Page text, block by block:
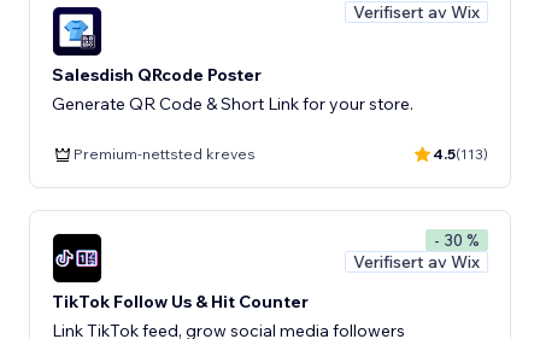
Verifisert av Wix
Salesdish QRcode Poster
Generate QR Code & Short Link for your store.
Premium-nettsted kreves 4.5(113)
- 30 %
Verifisert av Wix
TikTok Follow Us & Hit Counter
Link TikTok feed, grow social media followers